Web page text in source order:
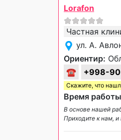
Lorafon
Частная
ул. А.
Ориентир:
☎
+998-
Скажите, что
Время
В основе нашей
Приходите к нам,